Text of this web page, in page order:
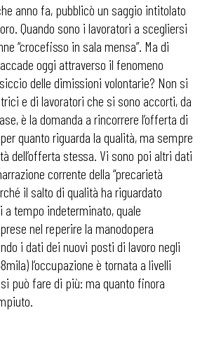
anno fa, pubblicò un saggio intitolato
Quando sono i lavoratori a scegliersi
“crocefisso in sala mensa”. Ma di
oggi attraverso il fenomeno
delle dimissioni volontarie? Non si
e di lavoratori che si sono accorti, da
è la domanda a rincorrere l’offerta di
quanto riguarda la qualità, ma sempre
dell’offerta stessa. Vi sono poi altri dati
corrente della “precarietà
il salto di qualità ha riguardato
a tempo indeterminato, quale
nel reperire la manodopera
i dati dei nuovi posti di lavoro negli
l’occupazione è tornata a livelli
può fare di più: ma quanto finora